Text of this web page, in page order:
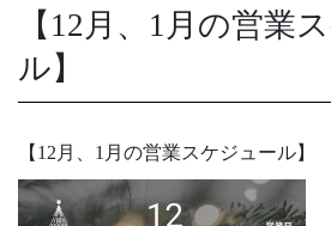
【12月、1月の営業
ル】
【12月、1月の営業スケジュール】